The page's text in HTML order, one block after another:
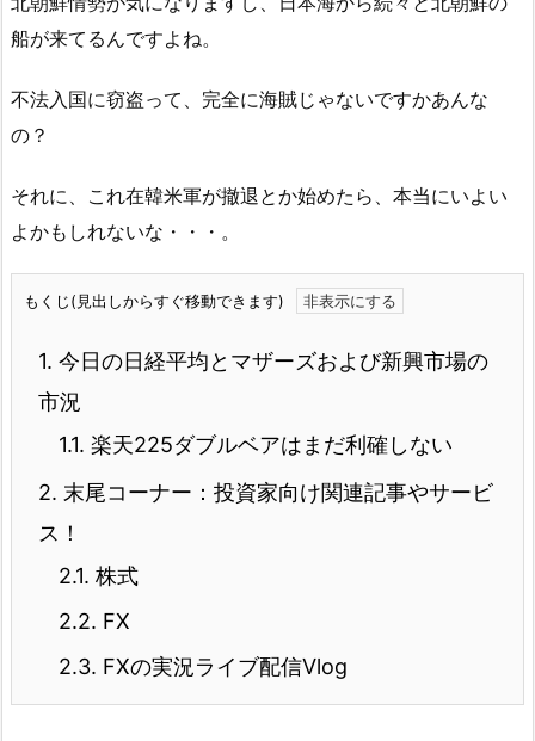
船が来てるんですよね。
不法入国に窃盗って、完全に海賊じゃないですかあんな
の？
それに、これ在韓米軍が撤退とか始めたら、本当にいよい
よかもしれないな・・・。
もくじ(見出しからすぐ移動できます)
1. 今日の日経平均とマザーズおよび新興市場の
市況
1.1. 楽天225ダブルベアはまだ利確しない
2. 末尾コーナー：投資家向け関連記事やサービ
ス！
2.1. 株式
2.2. FX
2.3. FXの実況ライブ配信Vlog